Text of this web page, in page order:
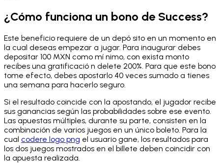
¿Cómo funciona un bono de Success?
Este beneficio requiere de un depó sito en un momento en
la cual deseas empezar a jugar. Para inaugurar debes
depositar 100 MXN como mí nimo, con exista monto
recibes una gratificació n delete 200%. Para que este bono
tome efecto, debes apostarlo 40 veces sumado a tienes
una semana para hacerlo seguro.
Si el resultado coincide con la apostando, el jugador recibe
sus ganancias según las probabilidades sobre ese evento.
Las apuestas múltiples, durante su parte, consisten en la
combinación de varios juegos en un único boleto. Para la
cual codere logo png el usuario gane, los resultados para
los dos juegos mostrados en el billete deben coincidir con
la apuesta realizada.